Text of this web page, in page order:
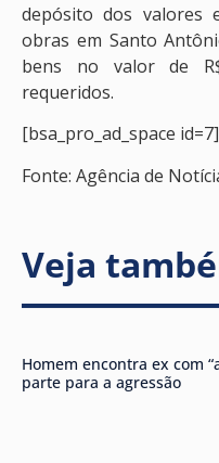
depósito dos valores
obras em Santo
bens no valor de
requeridos.
[bsa_pro_ad_space id=7]
Fonte: Agência de
Veja
Homem encontra ex com
parte para a agressão